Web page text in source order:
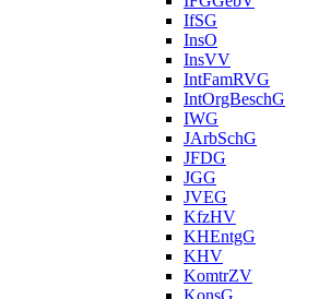
IfSG
InsO
InsVV
IntFamRVG
IntOrgBeschG
IWG
JArbSchG
JFDG
JGG
JVEG
KfzHV
KHEntgG
KHV
KomtrZV
KonsG